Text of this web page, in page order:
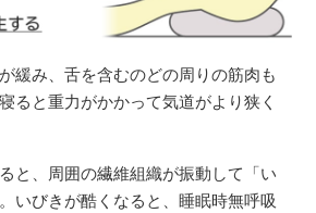
緩み、舌を含むのどの周りの筋肉も
ると重力がかかって気道がより狭く
と、周囲の繊維組織が振動して「い
いびきが酷くなると、睡眠時無呼吸